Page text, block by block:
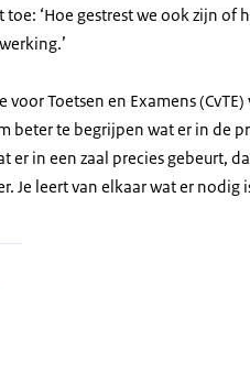
‘Hoe gestrest we ook zijn of
Toetsen en Examens
beter te begrijpen wat er in de
in een zaal precies gebeurt,
Je leert van elkaar wat er nodig